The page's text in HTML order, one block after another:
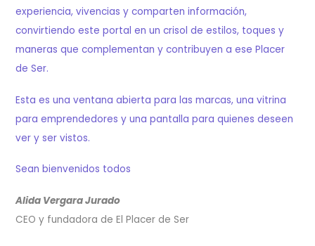
experiencia, vivencias y comparten información,
convirtiendo este portal en un crisol de estilos, toques y
maneras que complementan y contribuyen a ese Placer
de Ser.
Esta es una ventana abierta para las marcas, una vitrina
para emprendedores y una pantalla para quienes deseen
ver y ser vistos.
Sean bienvenidos todos
Alida Vergara Jurado
CEO y fundadora de El Placer de Ser